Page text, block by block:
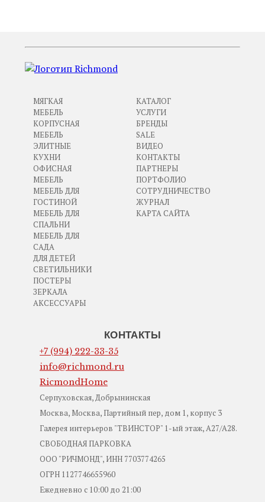
МЯГКАЯ
МЕБЕЛЬ
КОРПУСНАЯ
МЕБЕЛЬ
ЭЛИТНЫЕ
КУХНИ
ОФИСНАЯ
МЕБЕЛЬ
МЕБЕЛЬ ДЛЯ
ГОСТИНОЙ
МЕБЕЛЬ ДЛЯ
СПАЛЬНИ
МЕБЕЛЬ ДЛЯ
САДА
ДЛЯ ДЕТЕЙ
СВЕТИЛЬНИКИ
ПОСТЕРЫ
ЗЕРКАЛА
АКСЕССУАРЫ
КАТАЛОГ
УСЛУГИ
БРЕНДЫ
SALE
ВИДЕО
КОНТАКТЫ
ПАРТНЕРЫ
ПОРТФОЛИО
СОТРУДНИЧЕСТВО
ЖУРНАЛ
КАРТА САЙТА
КОНТАКТЫ
+7 (994) 222-33-35
info@richmond.ru
RicmondHome
Серпуховская, Добрынинская
Москва, Москва, Партийный пер, дом 1, корпус 3
Галерея интерьеров "ТВИНСТОР" 1-ый этаж, А27/А28.
СВОБОДНАЯ ПАРКОВКА
ООО "РИЧМОНД", ИНН 7703774265
ОГРН 1127746655960
Ежедневно с 10:00 до 21:00